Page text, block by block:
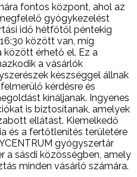
fontos központ, ahol az
gyógykezelést
idő hétfőtől péntekig
között van, míg
között érhető el. Ez a
a vásárlók
készséggel állnak
kérdésre és
kínáljanak. Ingyenes
is biztosítanak, amelyek
ellátást. Kiemelkedő
és a fertőtlenítés területére
gyógyszertár
a sásdi közösségben, amely
minden vásárló számára.